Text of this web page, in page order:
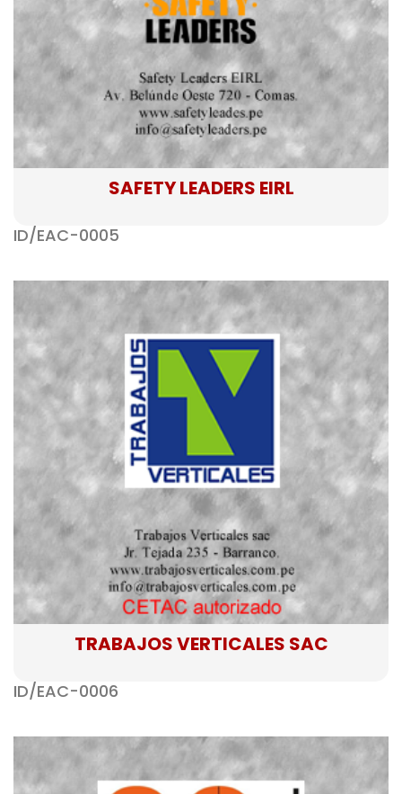
SAFETY LEADERS EIRL
ID/EAC-0005
TRABAJOS VERTICALES SAC
ID/EAC-0006